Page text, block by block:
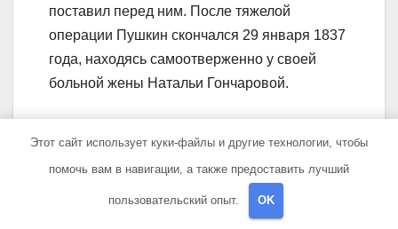
поставил перед ним. После тяжелой
операции Пушкин скончался 29 января 1837
года, находясь самоотверженно у своей
больной жены Натальи Гончаровой.
литературная и критическая реабилитация.
Было выпущено множество книг о Пушкине,
его биографии и творчестве. Поэт стал
объектом глубоких исследований и
Этот сайт использует куки-файлы и другие технологии, чтобы
помочь вам в навигации, а также предоставить лучший
пользовательский опыт. OK